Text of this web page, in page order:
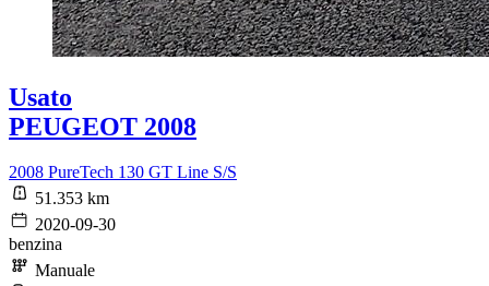
Usato
PEUGEOT 2008
2008 PureTech 130 GT Line S/S
51.353 km
2020-09-30
benzina
Manuale